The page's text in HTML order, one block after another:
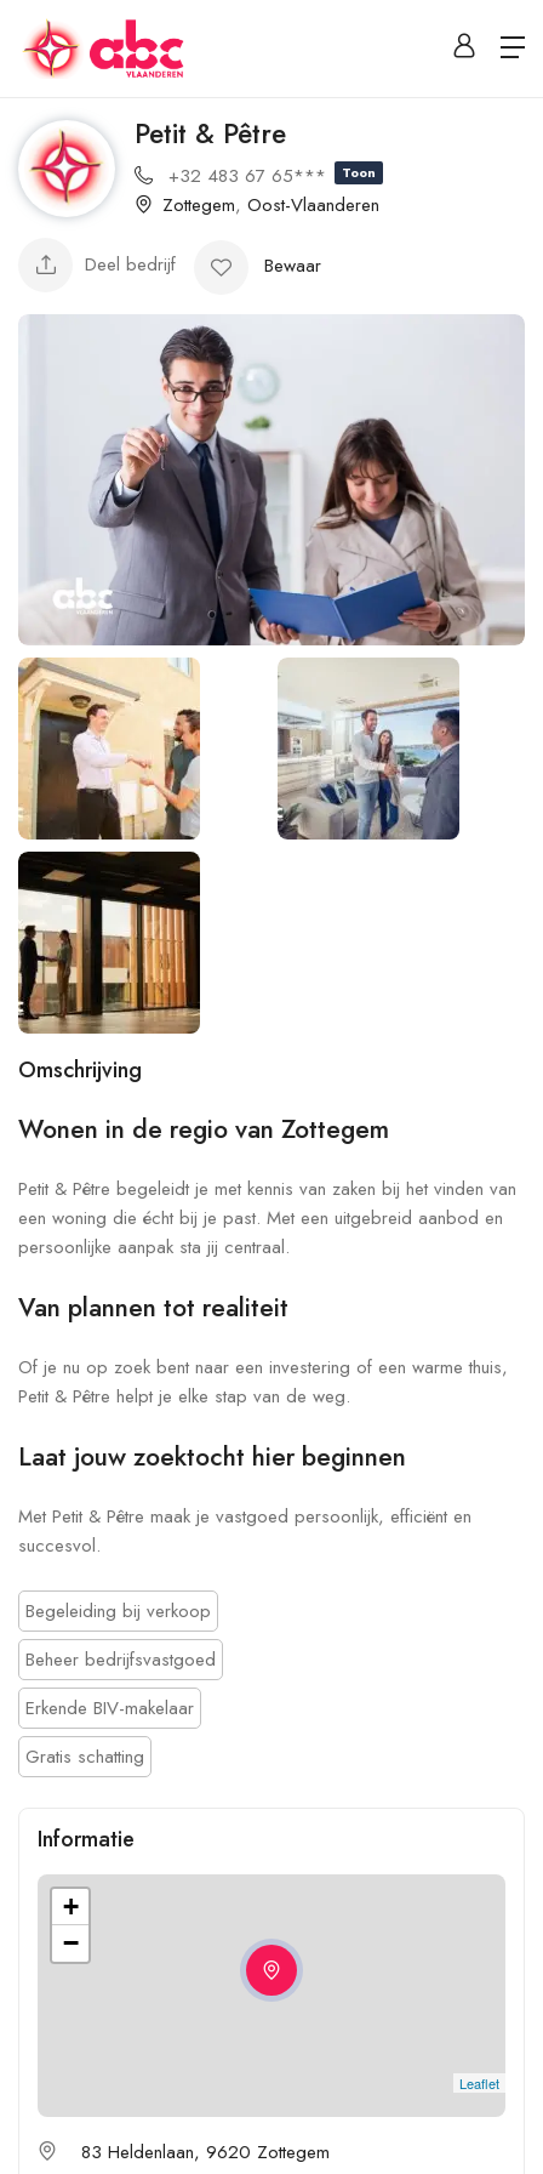
Petit & Pêtre
+32 483 67 65*** Toon
Zottegem, Oost-Vlaanderen
Deel bedrijf Bewaar
Omschrijving
Wonen in de regio van Zottegem
Petit & Pêtre begeleidt je met kennis van zaken bij het vinden van
een woning die écht bij je past. Met een uitgebreid aanbod en
persoonlijke aanpak sta jij centraal.
Van plannen tot realiteit
Of je nu op zoek bent naar een investering of een warme thuis,
Petit & Pêtre helpt je elke stap van de weg.
Laat jouw zoektocht hier beginnen
Met Petit & Pêtre maak je vastgoed persoonlijk, efficiënt en
succesvol.
Begeleiding bij verkoop
Beheer bedrijfsvastgoed
Erkende BIV-makelaar
Gratis schatting
Informatie
+
−
Leaflet
83 Heldenlaan, 9620 Zottegem